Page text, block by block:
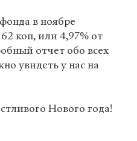
в ноябре
коп, или 4,97% от
отчет обо всех
увидеть у нас на
Нового года!